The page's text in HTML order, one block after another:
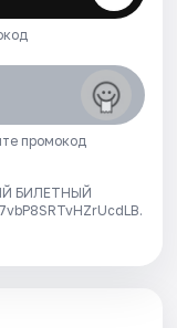
промокод
БИЛЕТНЫЙ